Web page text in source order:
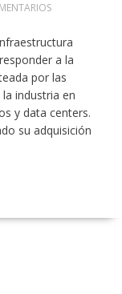
a la
por las
industria en
y data centers.
su adquisición